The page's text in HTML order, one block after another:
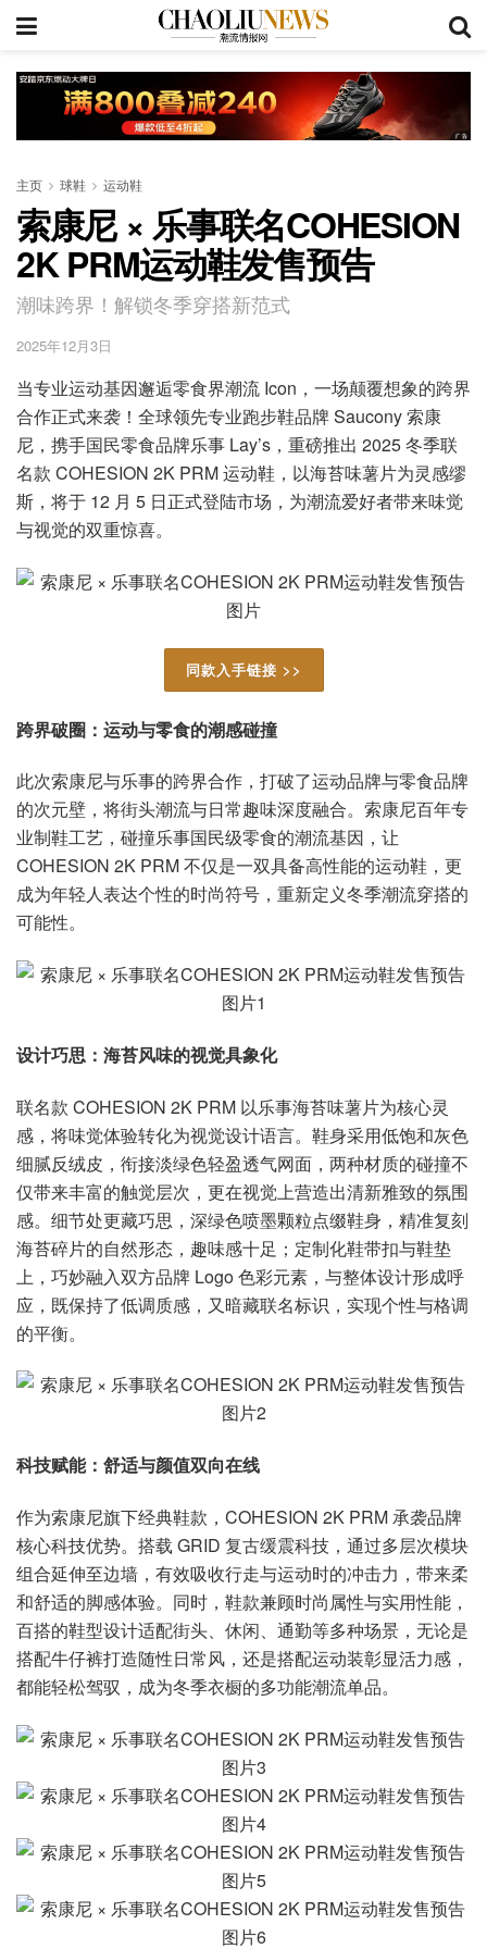
主页 球鞋 运动鞋
索康尼 × 乐事联名COHESION
2K PRM运动鞋发售预告
潮味跨界！解锁冬季穿搭新范式
2025年12月3日
当专业运动基因邂逅零食界潮流 Icon，一场颠覆想象的跨界
合作正式来袭！全球领先专业跑步鞋品牌 Saucony 索康
尼，携手国民零食品牌乐事 Lay’s，重磅推出 2025 冬季联
名款 COHESION 2K PRM 运动鞋，以海苔味薯片为灵感缪
斯，将于 12 月 5 日正式登陆市场，为潮流爱好者带来味觉
与视觉的双重惊喜。
同款入手链接 >>
跨界破圈：运动与零食的潮感碰撞
此次索康尼与乐事的跨界合作，打破了运动品牌与零食品牌
的次元壁，将街头潮流与日常趣味深度融合。索康尼百年专
业制鞋工艺，碰撞乐事国民级零食的潮流基因，让
COHESION 2K PRM 不仅是一双具备高性能的运动鞋，更
成为年轻人表达个性的时尚符号，重新定义冬季潮流穿搭的
可能性。
设计巧思：海苔风味的视觉具象化
联名款 COHESION 2K PRM 以乐事海苔味薯片为核心灵
感，将味觉体验转化为视觉设计语言。鞋身采用低饱和灰色
细腻反绒皮，衔接淡绿色轻盈透气网面，两种材质的碰撞不
仅带来丰富的触觉层次，更在视觉上营造出清新雅致的氛围
感。细节处更藏巧思，深绿色喷墨颗粒点缀鞋身，精准复刻
海苔碎片的自然形态，趣味感十足；定制化鞋带扣与鞋垫
上，巧妙融入双方品牌 Logo 色彩元素，与整体设计形成呼
应，既保持了低调质感，又暗藏联名标识，实现个性与格调
的平衡。
科技赋能：舒适与颜值双向在线
作为索康尼旗下经典鞋款，COHESION 2K PRM 承袭品牌
核心科技优势。搭载 GRID 复古缓震科技，通过多层次模块
组合延伸至边墙，有效吸收行走与运动时的冲击力，带来柔
和舒适的脚感体验。同时，鞋款兼顾时尚属性与实用性能，
百搭的鞋型设计适配街头、休闲、通勤等多种场景，无论是
搭配牛仔裤打造随性日常风，还是搭配运动装彰显活力感，
都能轻松驾驭，成为冬季衣橱的多功能潮流单品。